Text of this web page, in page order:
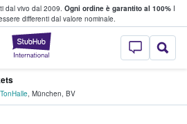
dal vivo dal 2009. Ogni ordine è garantito al 100%I
differenti dal valore nominale.
StubHub - Dove
biglietti
TonHalle, München, BV